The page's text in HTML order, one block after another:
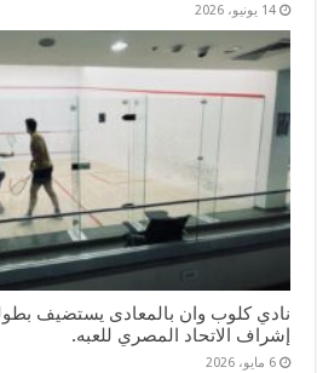
14 يونيو، 2026
نادي كلوب وان بالمعادى يستضيف
إشراف الاتحاد المصري للعبه.
6 مايو، 2026